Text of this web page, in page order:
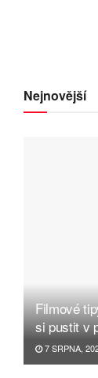
Nejnovější
Filmové
si pustit v
7 SRPNA,